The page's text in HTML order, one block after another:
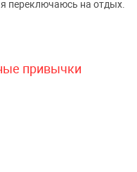
переключаюсь на отдых.
привычки